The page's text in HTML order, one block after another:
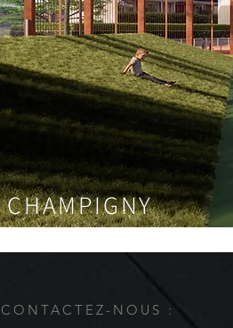
CHAMPIGNY
CONTACTEZ-NOUS :